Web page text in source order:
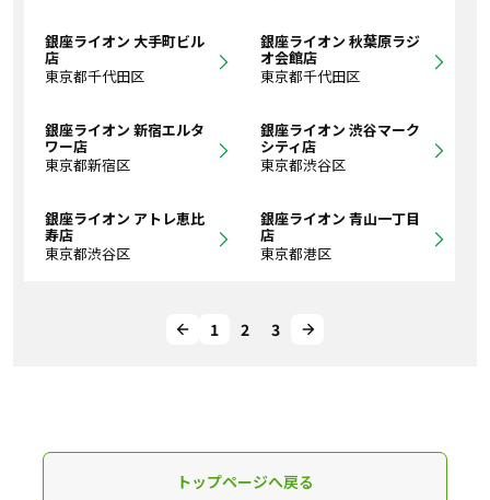
銀座ライオン 大手町ビル
店
東京都千代田区
銀座ライオン 秋葉原ラジ
オ会館店
東京都千代田区
銀座ライオン 新宿エルタ
ワー店
東京都新宿区
銀座ライオン 渋谷マーク
シティ店
東京都渋谷区
銀座ライオン アトレ恵比
寿店
東京都渋谷区
銀座ライオン 青山一丁目
店
東京都港区
1 2 3
トップページへ戻る